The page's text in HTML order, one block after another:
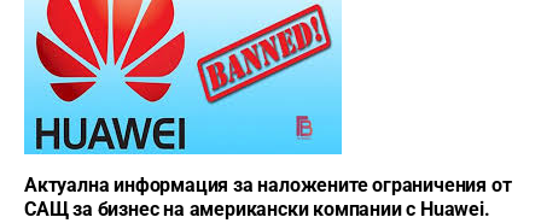
Актуалнa информация за наложените ограничения от
САЩ за бизнес на американски компании с Huawei.